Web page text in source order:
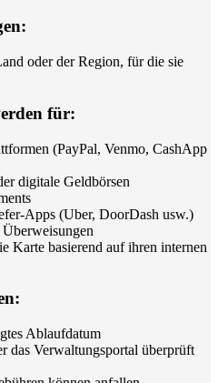
oder der Region, für die sie
für:
(PayPal, Venmo, CashApp
digitale Geldbörsen
Apps (Uber, DoorDash usw.)
Karte basierend auf ihren internen
Ablaufdatum
das Verwaltungsportal überprüft